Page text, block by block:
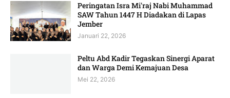
Peringatan Isra Mi'raj Nabi Muhammad
SAW Tahun 1447 H Diadakan di Lapas
Jember
Januari 22, 2026
Peltu Abd Kadir Tegaskan Sinergi Aparat
dan Warga Demi Kemajuan Desa
Mei 22, 2026